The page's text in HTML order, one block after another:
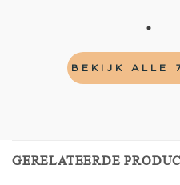
BEKIJK ALLE
GERELATEERDE